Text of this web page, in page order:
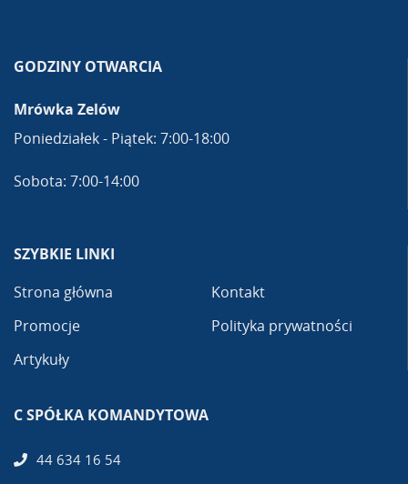
GODZINY OTWARCIA
Mrówka Zelów
Poniedziałek - Piątek: 7:00-18:00
Sobota: 7:00-14:00
SZYBKIE LINKI
Strona główna
Promocje
Artykuły
Kontakt
Polityka prywatności
C SPÓŁKA KOMANDYTOWA
44 634 16 54